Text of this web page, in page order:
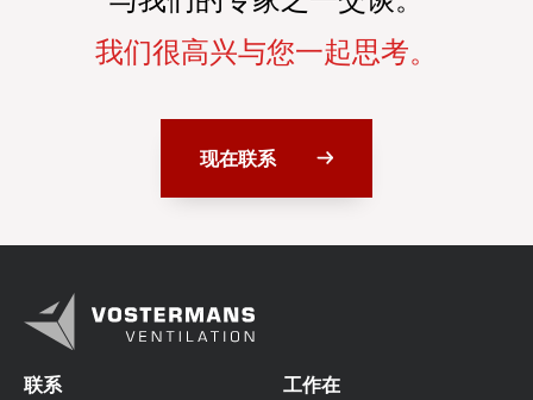
我们很高兴与您一起思考。
现在联系
联系
工作在